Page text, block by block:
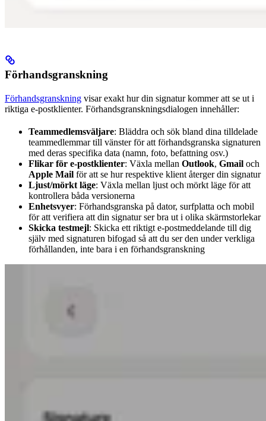
Förhandsgranskning
Förhandsgranskning visar exakt hur din signatur kommer att se ut i
riktiga e-postklienter. Förhandsgranskningsdialogen innehåller:
Teammedlemsväljare: Bläddra och sök bland dina tilldelade
teammedlemmar till vänster för att förhandsgranska signaturen
med deras specifika data (namn, foto, befattning osv.)
Flikar för e-postklienter: Växla mellan Outlook, Gmail och
Apple Mail för att se hur respektive klient återger din signatur
Ljust/mörkt läge: Växla mellan ljust och mörkt läge för att
kontrollera båda versionerna
Enhetsvyer: Förhandsgranska på dator, surfplatta och mobil
för att verifiera att din signatur ser bra ut i olika skärmstorlekar
Skicka testmejl: Skicka ett riktigt e-postmeddelande till dig
själv med signaturen bifogad så att du ser den under verkliga
förhållanden, inte bara i en förhandsgranskning